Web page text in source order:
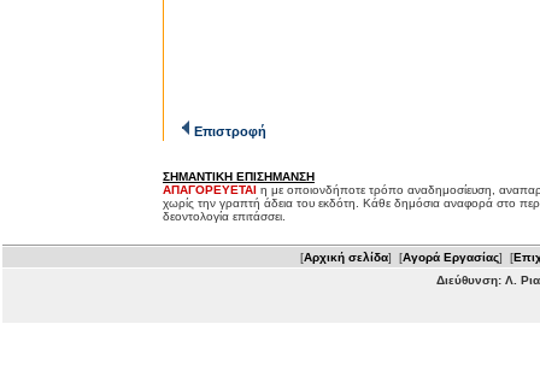
Επιστροφή
ΣΗΜΑΝΤΙΚΗ ΕΠΙΣΗΜΑΝΣΗ
ΑΠΑΓΟΡΕΥΕΤΑΙ η με οποιονδήποτε τρόπο αναδημοσίευση,
χωρίς την γραπτή άδεια του εκδότη. Κάθε δημόσια αναφορά στο
δεοντολογία επιτάσσει.
[Αρχική σελίδα] [Αγορά Εργασίας] [
Διεύθυνση: Λ.